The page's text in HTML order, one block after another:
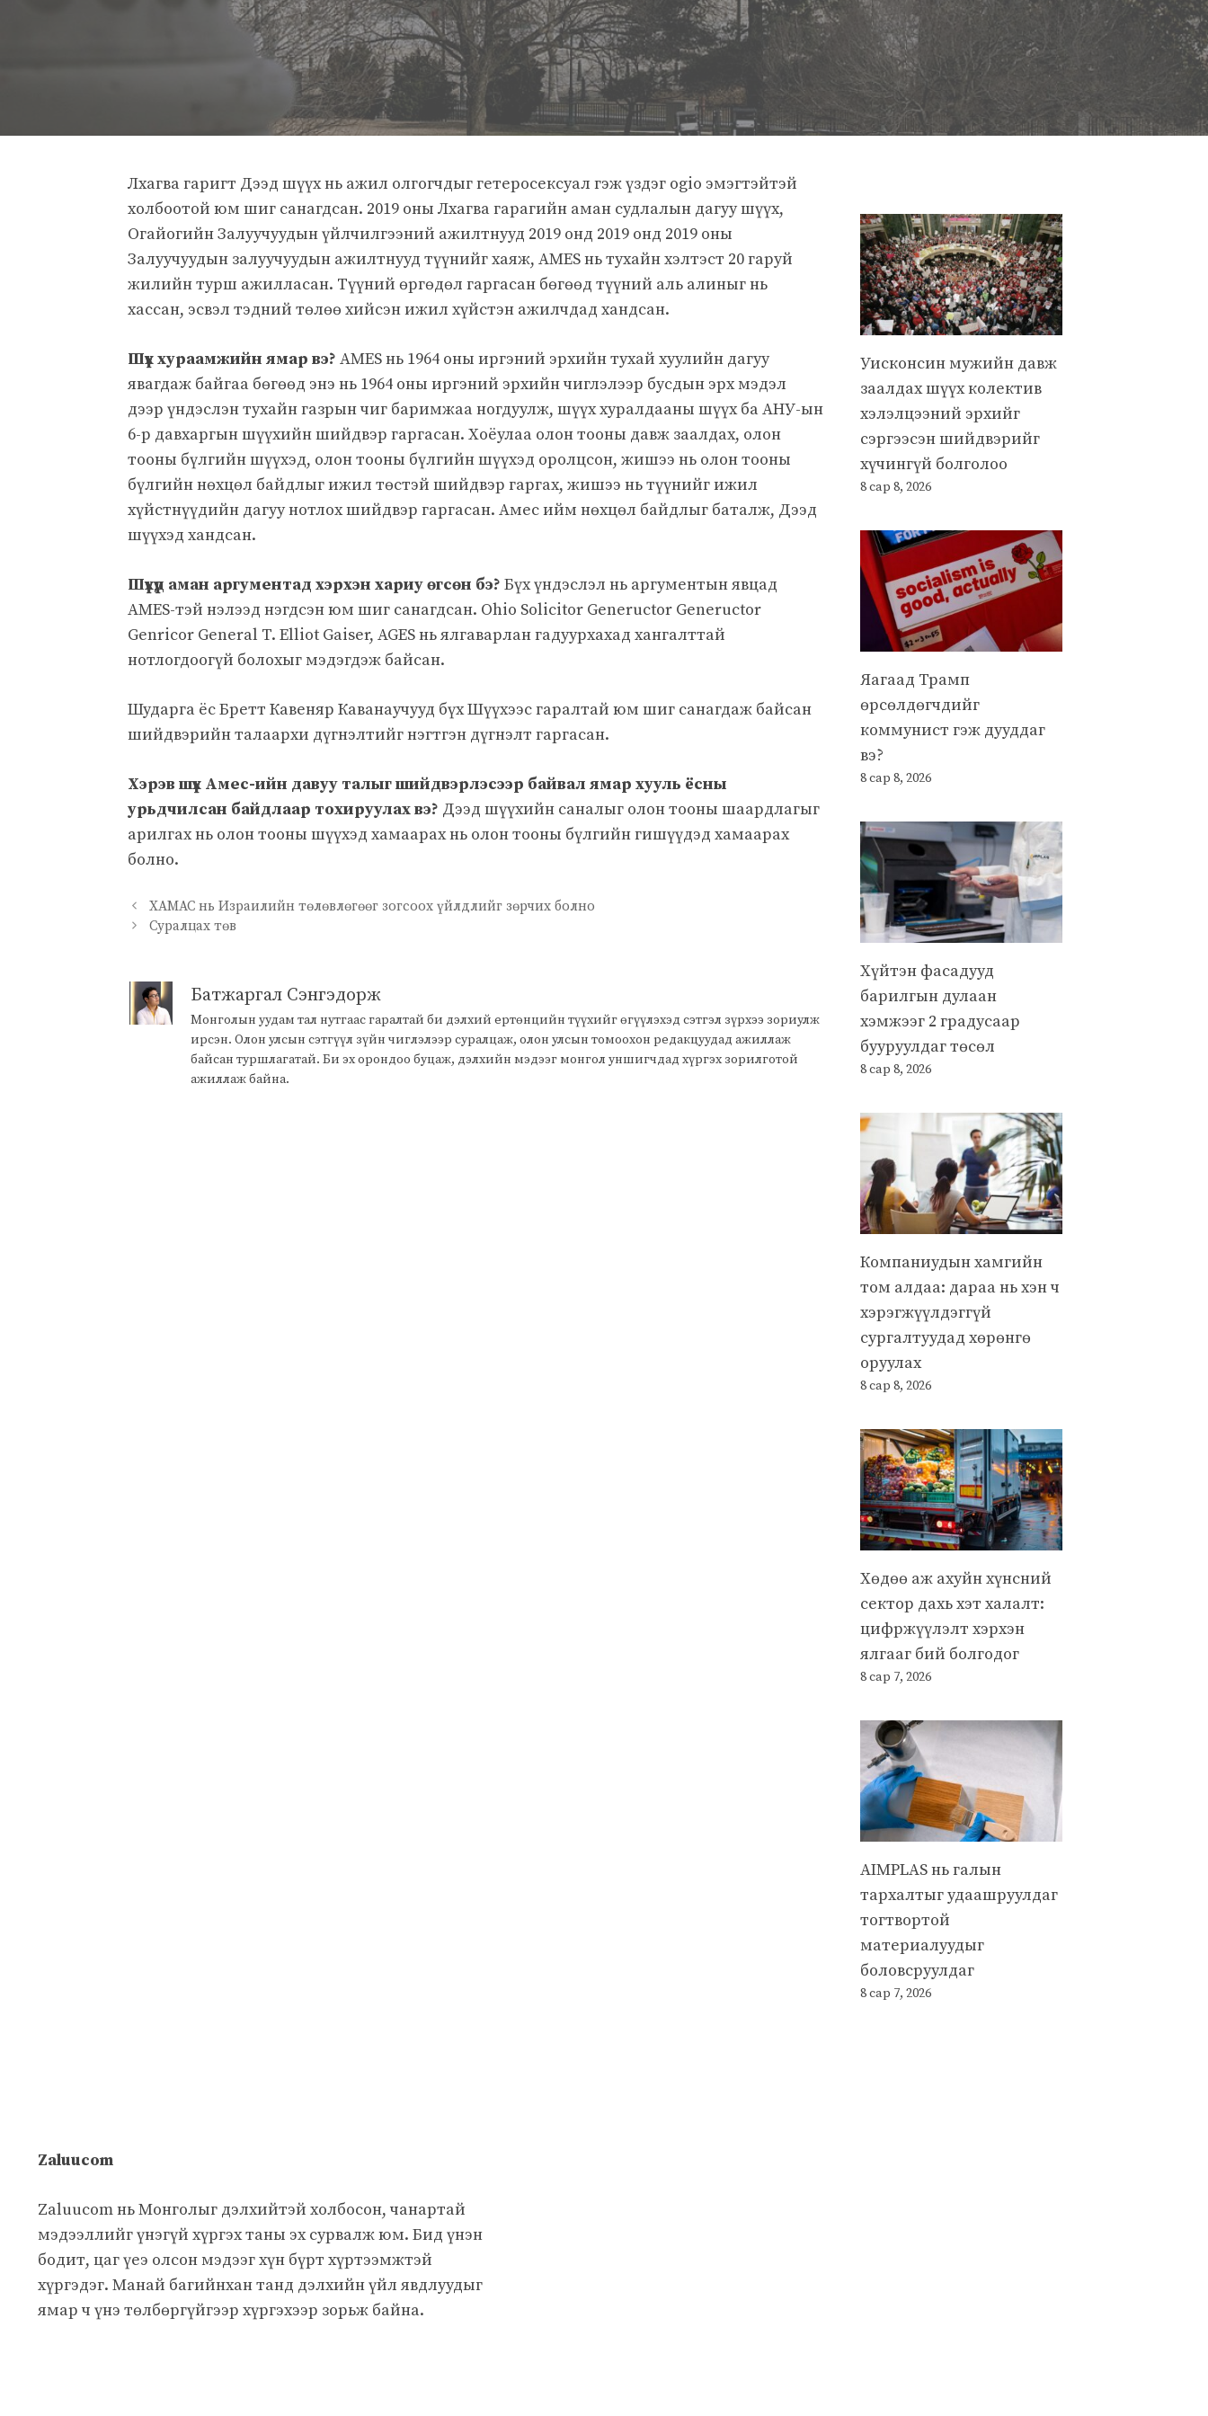
Лхагва гаригт Дээд шүүх нь ажил олгогчдыг гетеросексуал гэж үздэг ogio эмэгтэйтэй
холбоотой юм шиг санагдсан. 2019 оны Лхагва гарагийн аман судлалын дагуу шүүх,
Огайогийн Залуучуудын үйлчилгээний ажилтнууд 2019 онд 2019 онд 2019 оны
Залуучуудын залуучуудын ажилтнууд түүнийг хаяж, AMES нь тухайн хэлтэст 20 гаруй
жилийн турш ажилласан. Түүний өргөдөл гаргасан бөгөөд түүний аль алиныг нь
хассан, эсвэл тэдний төлөө хийсэн ижил хүйстэн ажилчдад хандсан.
Шүүх хураамжийн ямар вэ? AMES нь 1964 оны иргэний эрхийн тухай хуулийн дагуу
явагдаж байгаа бөгөөд энэ нь 1964 оны иргэний эрхийн чиглэлээр бусдын эрх мэдэл
дээр үндэслэн тухайн газрын чиг баримжаа ногдуулж, шүүх хуралдааны шүүх ба АНУ-ын
6-р давхаргын шүүхийн шийдвэр гаргасан. Хоёулаа олон тооны давж заалдах, олон
тооны бүлгийн шүүхэд, олон тооны бүлгийн шүүхэд оролцсон, жишээ нь олон тооны
бүлгийн нөхцөл байдлыг ижил төстэй шийдвэр гаргах, жишээ нь түүнийг ижил
хүйстнүүдийн дагуу нотлох шийдвэр гаргасан. Амес ийм нөхцөл байдлыг баталж, Дээд
шүүхэд хандсан.
Шүүхүүд аман аргументад хэрхэн хариу өгсөн бэ? Бүх үндэслэл нь аргументын явцад
AMES-тэй нэлээд нэгдсэн юм шиг санагдсан. Ohio Solicitor Geneructor Geneructor
Genricor General T. Elliot Gaiser, AGES нь ялгаварлан гадуурхахад хангалттай
нотлогдоогүй болохыг мэдэгдэж байсан.
Шударга ёс Бретт Кавеняр Каванаучууд бүх Шүүхээс гаралтай юм шиг санагдаж байсан
шийдвэрийн талаархи дүгнэлтийг нэгтгэн дүгнэлт гаргасан.
Хэрэв шүүх Амес-ийн давуу талыг шийдвэрлэсээр байвал ямар хууль ёсны
урьдчилсан байдлаар тохируулах вэ? Дээд шүүхийн саналыг олон тооны шаардлагыг
арилгах нь олон тооны шүүхэд хамаарах нь олон тооны бүлгийн гишүүдэд хамаарах
болно.
ХАМАС нь Израилийн төлөвлөгөөг зогсоох үйлдлийг зөрчих болно
Суралцах төв
Батжаргал Сэнгэдорж
Монголын уудам тал нутгаас гаралтай би дэлхий ертөнцийн түүхийг өгүүлэхэд сэтгэл зүрхээ зориулж
ирсэн. Олон улсын сэтгүүл зүйн чиглэлээр суралцаж, олон улсын томоохон редакцуудад ажиллаж
байсан туршлагатай. Би эх орондоо буцаж, дэлхийн мэдээг монгол уншигчдад хүргэх зорилготой
ажиллаж байна.
Уисконсин мужийн давж
заалдах шүүх колектив
хэлэлцээний эрхийг
сэргээсэн шийдвэрийг
хүчингүй болголоо
8 сар 8, 2026
Яагаад Трамп
өрсөлдөгчдийг
коммунист гэж дууддаг
вэ?
8 сар 8, 2026
Хүйтэн фасадууд
барилгын дулаан
хэмжээг 2 градусаар
бууруулдаг төсөл
8 сар 8, 2026
Компаниудын хамгийн
том алдаа: дараа нь хэн ч
хэрэгжүүлдэггүй
сургалтуудад хөрөнгө
оруулах
8 сар 8, 2026
Хөдөө аж ахуйн хүнсний
сектор дахь хэт халалт:
цифржүүлэлт хэрхэн
ялгааг бий болгодог
8 сар 7, 2026
AIMPLAS нь галын
тархалтыг удаашруулдаг
тогтвортой
материалуудыг
боловсруулдаг
8 сар 7, 2026
Zaluucom
Zaluucom нь Монголыг дэлхийтэй холбосон, чанартай
мэдээллийг үнэгүй хүргэх таны эх сурвалж юм. Бид үнэн
бодит, цаг үеэ олсон мэдээг хүн бүрт хүртээмжтэй
хүргэдэг. Манай багийнхан танд дэлхийн үйл явдлуудыг
ямар ч үнэ төлбөргүйгээр хүргэхээр зорьж байна.